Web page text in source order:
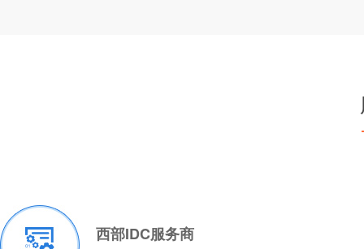
西部IDC服务商